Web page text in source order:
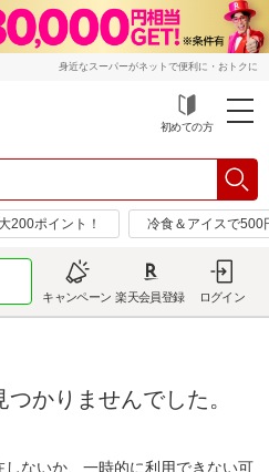
身近なスーパーがネットで便利に・おトクに
初めての方
200ポイント！ 冷食＆アイスで500
キャンペーン 楽天会員登録 ログイン
かりませんでした。
ないか、一時的に利用できない可